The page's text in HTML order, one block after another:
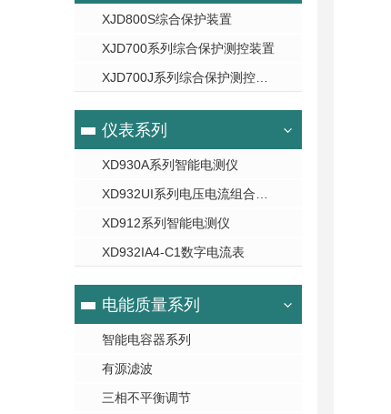
XJD800S综合保护装置
XJD700系列综合保护测控装置
仪表系列
XD930A系列智能电测仪
XD912系列智能电测仪
XD932IA4-C1数字电流表
电能质量系列
智能电容器系列
有源滤波
三相不平衡调节